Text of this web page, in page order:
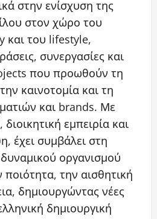
στην ενίσχυση της
στον χώρο του
και του lifestyle,
συνεργασίες και
που προωθούν τη
καινοτομία και τη
και brands. Με
εμπειρία και
έχει συμβάλει στη
οργανισμού
την αισθητική
δημιουργώντας νέες
δημιουργική